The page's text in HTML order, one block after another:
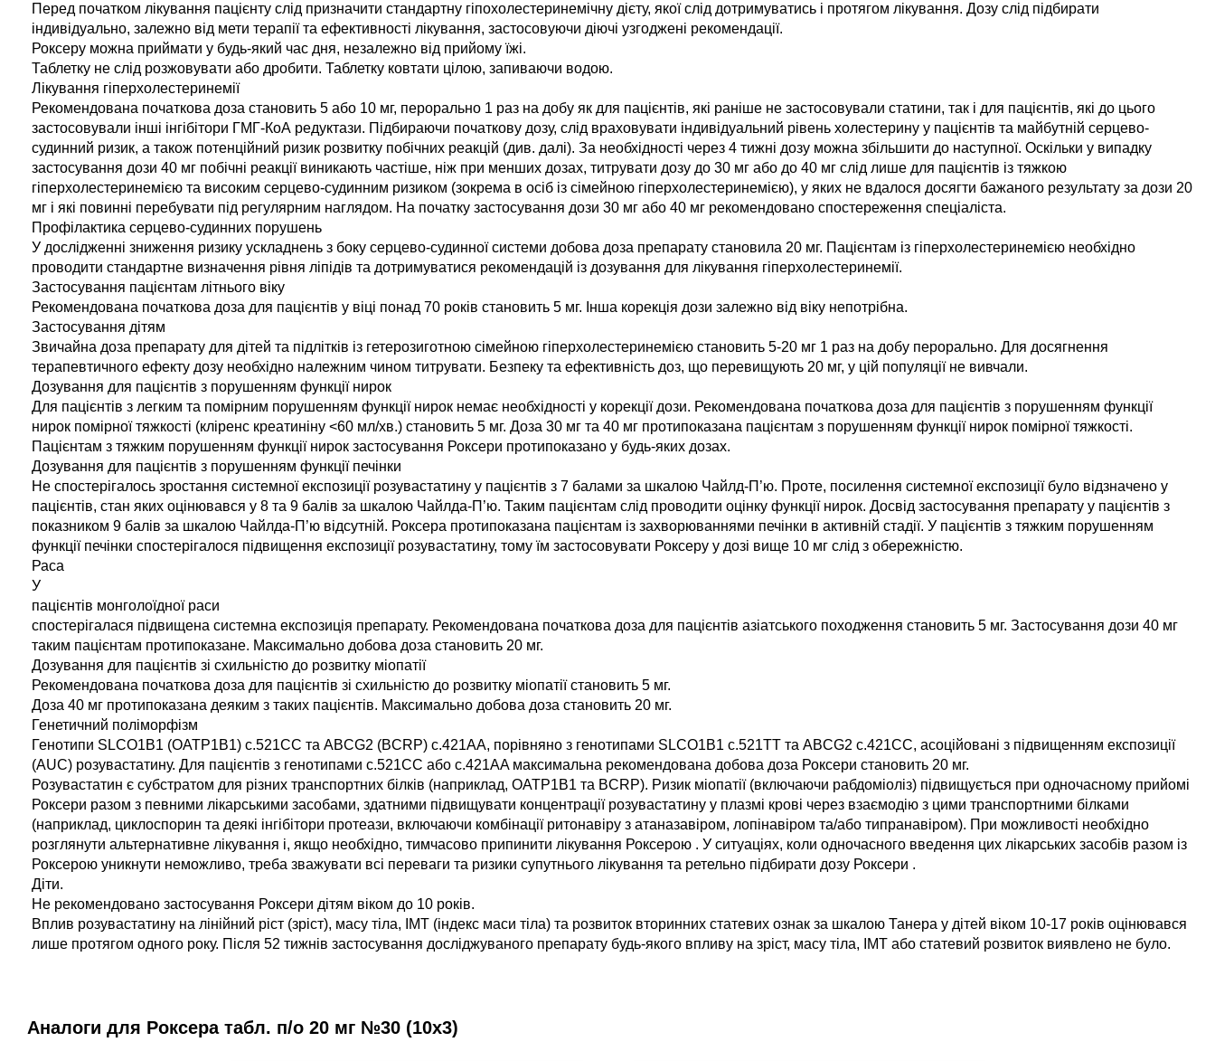
Перед початком лікування пацієнту слід призначити стандартну гіпохолестеринемічну дієту, якої слід дотримуватись і протягом лікування. Дозу слід підбирати
індивідуально, залежно від мети терапії та ефективності лікування, застосовуючи діючі узгоджені рекомендації.
Роксеру можна приймати у будь-який час дня, незалежно від прийому їжі.
Таблетку не слід розжовувати або дробити. Таблетку ковтати цілою, запиваючи водою.
Лікування гіперхолестеринемії
Рекомендована початкова доза становить 5 або 10 мг, перорально 1 раз на добу як для пацієнтів, які раніше не застосовували статини, так і для пацієнтів, які до цього
застосовували інші інгібітори ГМГ-КоА редуктази. Підбираючи початкову дозу, слід враховувати індивідуальний рівень холестерину у пацієнтів та майбутній серцево-
судинний ризик, а також потенційний ризик розвитку побічних реакцій (див. далі). За необхідності через 4 тижні дозу можна збільшити до наступної. Оскільки у випадку
застосування дози 40 мг побічні реакції виникають частіше, ніж при менших дозах, титрувати дозу до 30 мг або до 40 мг слід лише для пацієнтів із тяжкою
гіперхолестеринемією та високим серцево-судинним ризиком (зокрема в осіб із сімейною гіперхолестеринемією), у яких не вдалося досягти бажаного результату за дози 20
мг і які повинні перебувати під регулярним наглядом. На початку застосування дози 30 мг або 40 мг рекомендовано спостереження спеціаліста.
Профілактика серцево-судинних порушень
У дослідженні зниження ризику ускладнень з боку серцево-судинної системи добова доза препарату становила 20 мг. Пацієнтам із гіперхолестеринемією необхідно
проводити стандартне визначення рівня ліпідів та дотримуватися рекомендацій із дозування для лікування гіперхолестеринемії.
Застосування пацієнтам літнього віку
Рекомендована початкова доза для пацієнтів у віці понад 70 років становить 5 мг. Інша корекція дози залежно від віку непотрібна.
Застосування дітям
Звичайна доза препарату для дітей та підлітків із гетерозиготною сімейною гіперхолестеринемією становить 5-20 мг 1 раз на добу перорально. Для досягнення
терапевтичного ефекту дозу необхідно належним чином титрувати. Безпеку та ефективність доз, що перевищують 20 мг, у цій популяції не вивчали.
Дозування для пацієнтів з порушенням функції нирок
Для пацієнтів з легким та помірним порушенням функції нирок немає необхідності у корекції дози. Рекомендована початкова доза для пацієнтів з порушенням функції
нирок помірної тяжкості (кліренс креатиніну <60 мл/хв.) становить 5 мг. Доза 30 мг та 40 мг протипоказана пацієнтам з порушенням функції нирок помірної тяжкості.
Пацієнтам з тяжким порушенням функції нирок застосування Роксери протипоказано у будь-яких дозах.
Дозування для пацієнтів з порушенням функції печінки
Не спостерігалось зростання системної експозиції розувастатину у пацієнтів з 7 балами за шкалою Чайлд-П’ю. Проте, посилення системної експозиції було відзначено у
пацієнтів, стан яких оцінювався у 8 та 9 балів за шкалою Чайлда-П’ю. Таким пацієнтам слід проводити оцінку функції нирок. Досвід застосування препарату у пацієнтів з
показником 9 балів за шкалою Чайлда-П’ю відсутній. Роксера протипоказана пацієнтам із захворюваннями печінки в активній стадії. У пацієнтів з тяжким порушенням
функції печінки спостерігалося підвищення експозиції розувастатину, тому їм застосовувати Роксеру у дозі вище 10 мг слід з обережністю.
Раса
У
пацієнтів монголоїдної раси
спостерігалася підвищена системна експозиція препарату. Рекомендована початкова доза для пацієнтів азіатського походження становить 5 мг. Застосування дози 40 мг
таким пацієнтам протипоказане. Максимально добова доза становить 20 мг.
Дозування для пацієнтів зі схильністю до розвитку міопатії
Рекомендована початкова доза для пацієнтів зі схильністю до розвитку міопатії становить 5 мг.
Доза 40 мг протипоказана деяким з таких пацієнтів. Максимально добова доза становить 20 мг.
Генетичний поліморфізм
Генотипи SLCO1B1 (OATP1B1) c.521CC та ABCG2 (BCRP) c.421AA, порівняно з генотипами SLCO1B1 c.521TT та ABCG2 c.421CC, асоційовані з підвищенням експозиції
(AUC) розувастатину. Для пацієнтів з генотипами c.521CC або c.421AA максимальна рекомендована добова доза Роксери становить 20 мг.
Розувастатин є субстратом для різних транспортних білків (наприклад, OATP1B1 та BCRP). Ризик міопатії (включаючи рабдоміоліз) підвищується при одночасному прийомі
Роксери разом з певними лікарськими засобами, здатними підвищувати концентрації розувастатину у плазмі крові через взаємодію з цими транспортними білками
(наприклад, циклоспорин та деякі інгібітори протеази, включаючи комбінації ритонавіру з атаназавіром, лопінавіром та/або типранавіром). При можливості необхідно
розглянути альтернативне лікування і, якщо необхідно, тимчасово припинити лікування Роксерою . У ситуаціях, коли одночасного введення цих лікарських засобів разом із
Роксерою уникнути неможливо, треба зважувати всі переваги та ризики супутнього лікування та ретельно підбирати дозу Роксери .
Діти.
Не рекомендовано застосування Роксери дітям віком до 10 років.
Вплив розувастатину на лінійний ріст (зріст), масу тіла, ІМТ (індекс маси тіла) та розвиток вторинних статевих ознак за шкалою Танера у дітей віком 10-17 років оцінювався
лише протягом одного року. Після 52 тижнів застосування досліджуваного препарату будь-якого впливу на зріст, масу тіла, ІМТ або статевий розвиток виявлено не було.
Аналоги для Роксера табл. п/о 20 мг №30 (10х3)